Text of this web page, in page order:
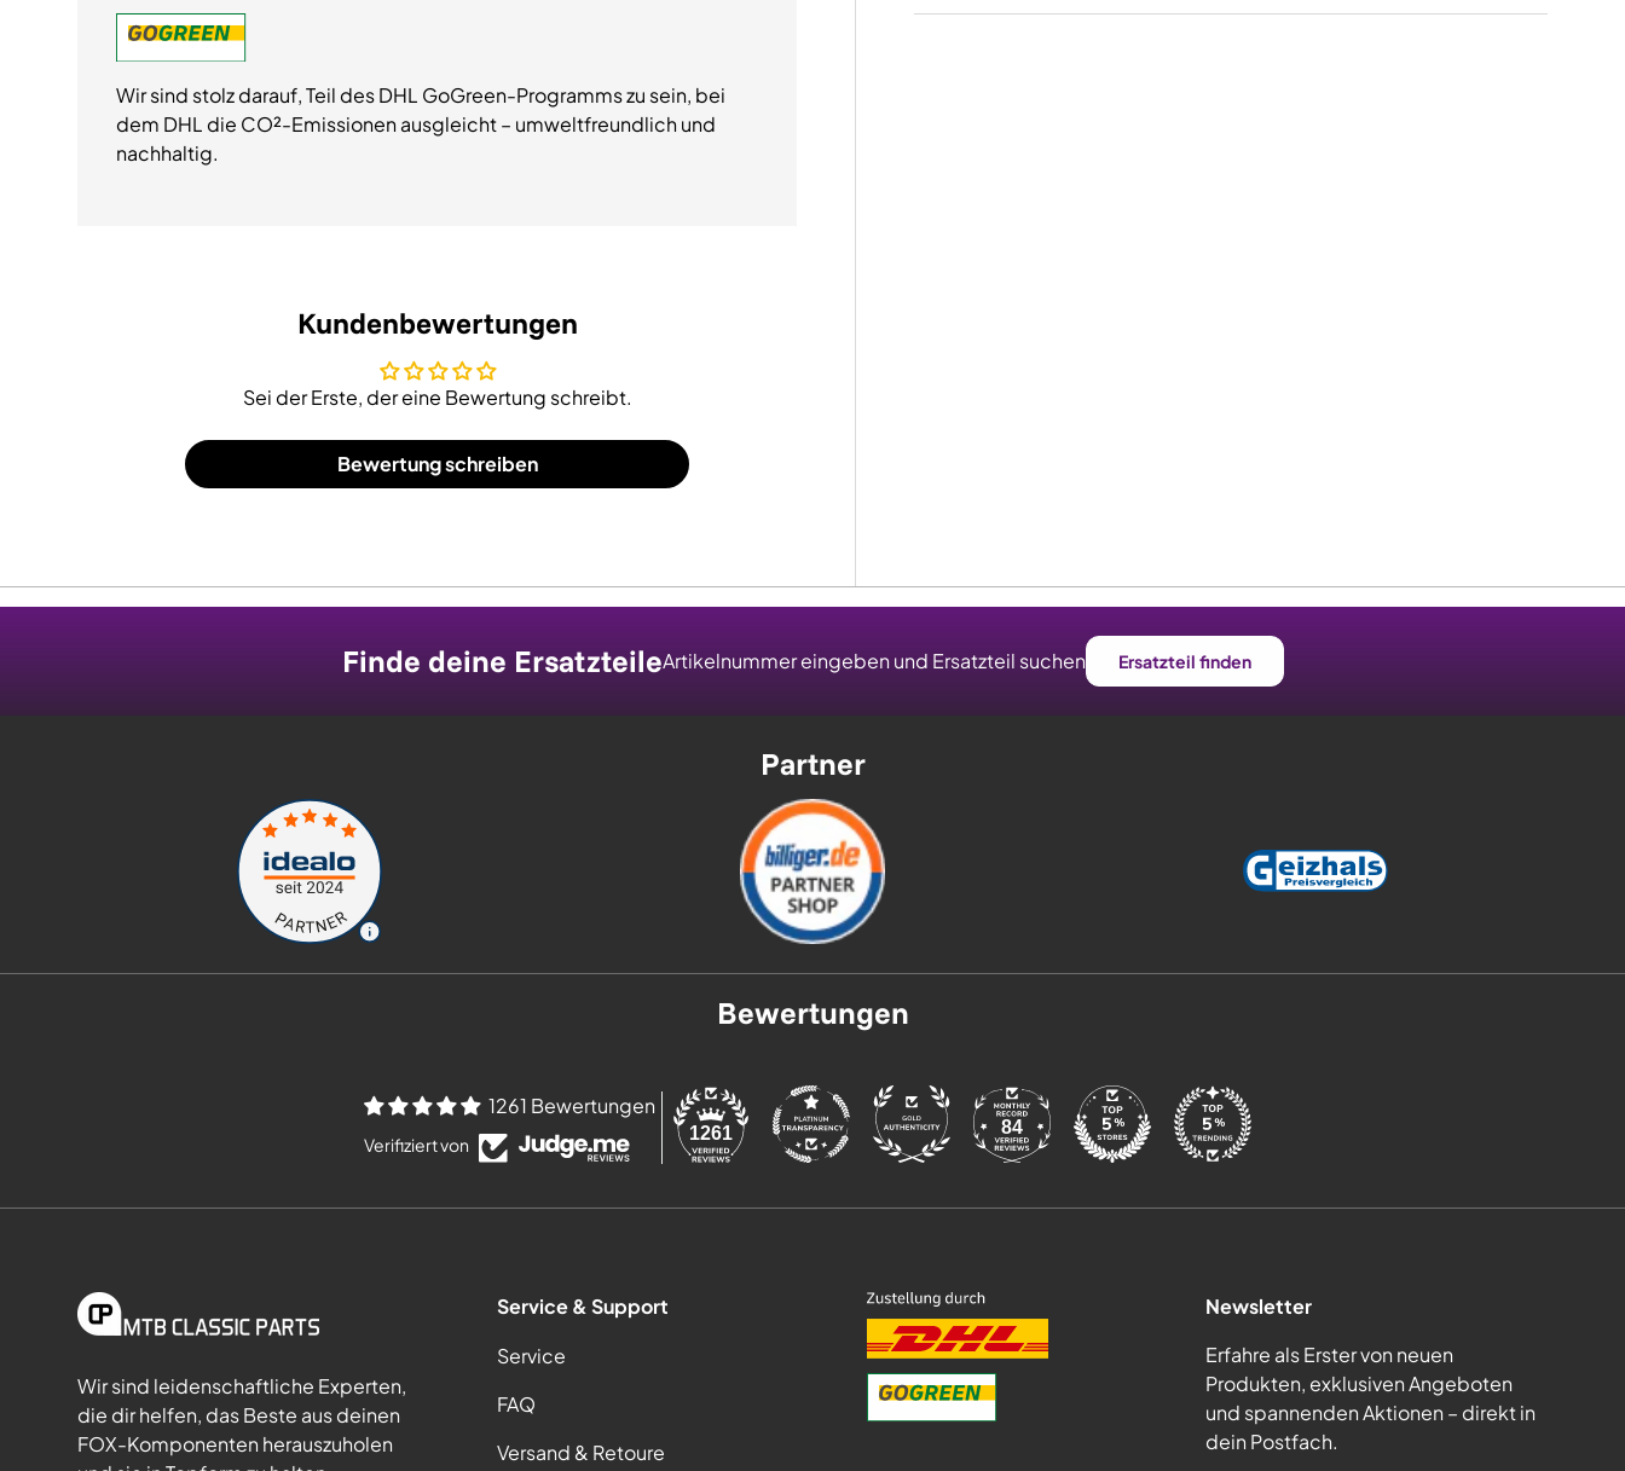
Wir sind stolz darauf, Teil des DHL GoGreen-Programms zu sein, bei
dem DHL die CO²-Emissionen ausgleicht – umweltfreundlich und
nachhaltig.
Kundenbewertungen
Sei der Erste, der eine Bewertung schreibt.
Bewertung schreiben
Finde deine ErsatzteileArtikelnummer eingeben und Ersatzteil suchen Ersatzteil finden
Partner
Bewertungen
1261 Bewertungen
Verifiziert von 1261 84
Wir sind leidenschaftliche Experten,
die dir helfen, das Beste aus deinen
FOX-Komponenten herauszuholen
Service & Support
Service
FAQ
Versand & Retoure
Newsletter
Erfahre als Erster von neuen
Produkten, exklusiven Angeboten
und spannenden Aktionen – direkt in
dein Postfach.